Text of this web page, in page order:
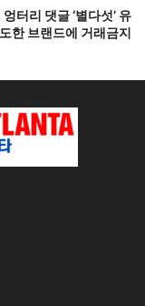
터리 댓글 ‘별다섯’ 유
도한 브랜드에 거래금지